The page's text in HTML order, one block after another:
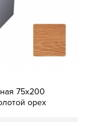
75х200
орех